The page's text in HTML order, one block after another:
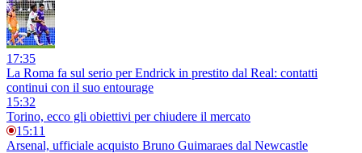
17:35
La Roma fa sul serio per Endrick in prestito dal Real: contatti
continui con il suo entourage
15:32
Torino, ecco gli obiettivi per chiudere il mercato
15:11
Arsenal, ufficiale acquisto Bruno Guimaraes dal Newcastle